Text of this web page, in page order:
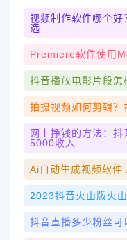
视频制作软件哪个
选
Premiere软件使用
抖音播放电影片段怎
拍摄视频如何剪辑？
网上挣钱的方法：
5000收入
Ai自动生成视频软件
2023抖音火山版火
抖音直播多少粉丝可